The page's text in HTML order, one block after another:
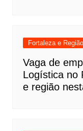
Fortaleza e
Vaga de
Logística no
e região